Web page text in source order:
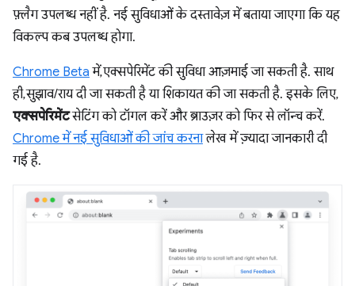
फ़्लैग उपलब्ध नहीं है. नई सुविधाओं के दस्तावेज़ में बताया जाएगा कि यह
विकल्प कब उपलब्ध होगा.
Chrome Beta में, एक्सपेरिमेंट की सुविधा आज़माई जा सकती है. साथ
ही, सुझाव/राय दी जा सकती है या शिकायत की जा सकती है. इसके लिए,
एक्सपेरिमेंटसेटिंग को टॉगल करें और ब्राउज़र को फिर से लॉन्च करें.
Chrome में नई सुविधाओं की जांच करनालेख में ज़्यादा जानकारी दी
गई है.